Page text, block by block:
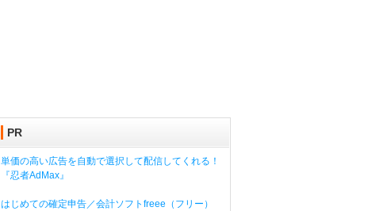
PR
単価の高い広告を自動で選択して配信してくれる！
『忍者AdMax』
はじめての確定申告／会計ソフトfreee（フリー）